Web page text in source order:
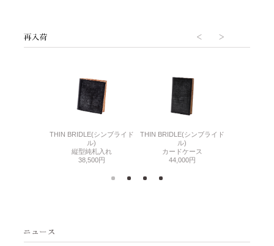
THIN BRIDLE(シンブライド
ル)
縦型純札入れ
38,500円
THIN BRIDLE(シンブライド
ル)
カードケース
44,000円